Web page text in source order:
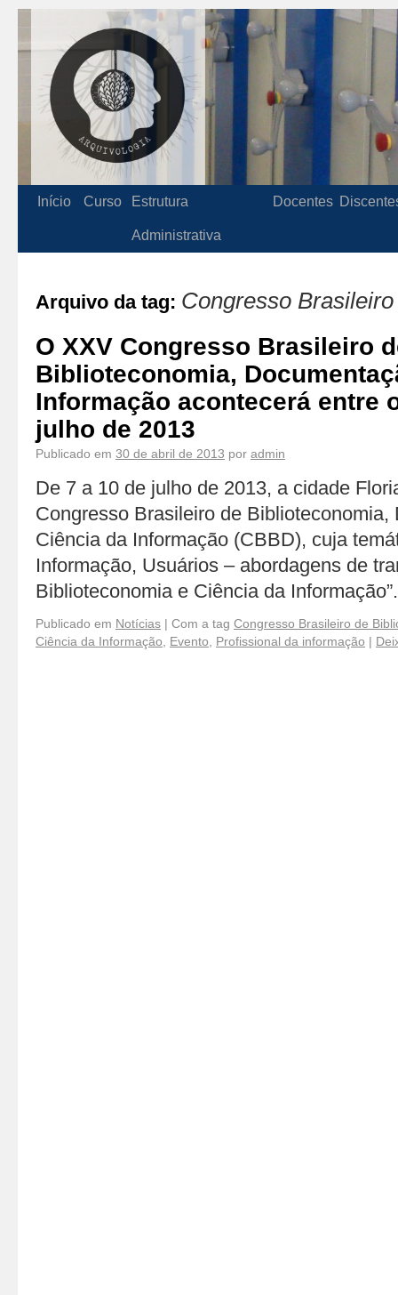
Início Curso Estrutura
Administrativa
Docentes
Arquivo da tag: Congresso
O XXV Congresso Brasileiro
Biblioteconomia,
Informação acontecerá entre
julho de 2013
Publicado em 30 de abril de 2013 por admin
De 7 a 10 de julho de 2013, a cidade
Congresso Brasileiro de Biblioteconomia,
Ciência da Informação (CBBD), cuja
Informação, Usuários – abordagens de
Biblioteconomia e Ciência da
Publicado em Notícias | Com a tag Congresso Brasileiro de
Ciência da Informação
Evento Profissional da informação |